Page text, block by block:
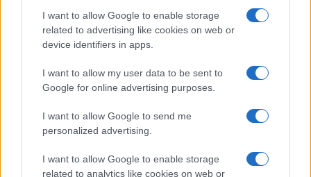
I want to allow Google to enable storage
related to advertising like cookies on web or
device identifiers in apps.
I want to allow my user data to be sent to
Google for online advertising purposes.
I want to allow Google to send me
personalized advertising.
I want to allow Google to enable storage
related to analytics like cookies on web or
Mennyibe kerül
Keressen a telefonboltok ajánlatai között!